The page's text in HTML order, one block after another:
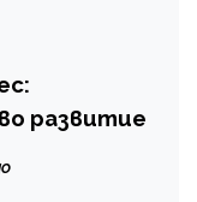
развитие